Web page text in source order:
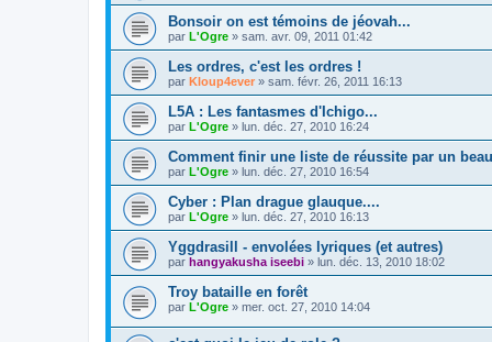
Bonsoir on est témoins de jéovah...
par L'Ogre » sam. avr. 09, 2011 01:42
Les ordres, c'est les ordres !
par Kloup4ever » sam. févr. 26, 2011 16:13
L5A : Les fantasmes d'Ichigo...
par L'Ogre » lun. déc. 27, 2010 16:24
Comment finir une liste de réussite par un
par L'Ogre » lun. déc. 27, 2010 16:54
Cyber : Plan drague glauque....
par L'Ogre » lun. déc. 27, 2010 16:13
Yggdrasill - envolées lyriques (et autres)
par hangyakusha iseebi » lun. déc. 13, 2010 18:02
Troy bataille en forêt
par L'Ogre » mer. oct. 27, 2010 14:04